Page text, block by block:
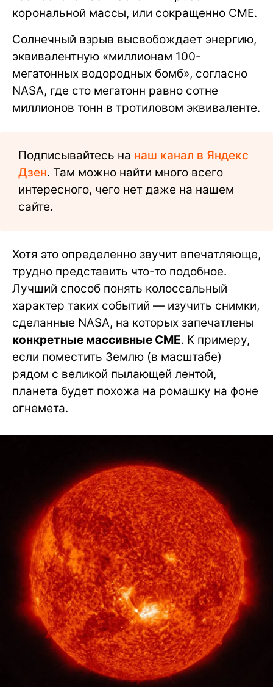
корональной массы, или сокращенно CME.
Солнечный взрыв высвобождает энергию,
эквивалентную «миллионам 100-
мегатонных водородных бомб», согласно
NASA, где сто мегатонн равно сотне
миллионов тонн в тротиловом эквиваленте.
Подписывайтесь на наш канал в Яндекс
Дзен. Там можно найти много всего
интересного, чего нет даже на нашем
сайте.
Хотя это определенно звучит впечатляюще,
трудно представить что-то подобное.
Лучший способ понять колоссальный
характер таких событий — изучить снимки,
сделанные NASA, на которых запечатлены
конкретные массивные CME. К примеру,
если поместить Землю (в масштабе)
рядом с великой пылающей лентой,
планета будет похожа на ромашку на фоне
огнемета.